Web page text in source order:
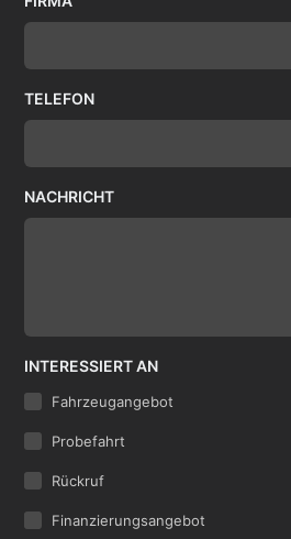
TELEFON
NACHRICHT
INTERESSIERT AN
Fahrzeugangebot
Probefahrt
Rückruf
Finanzierungsangebot